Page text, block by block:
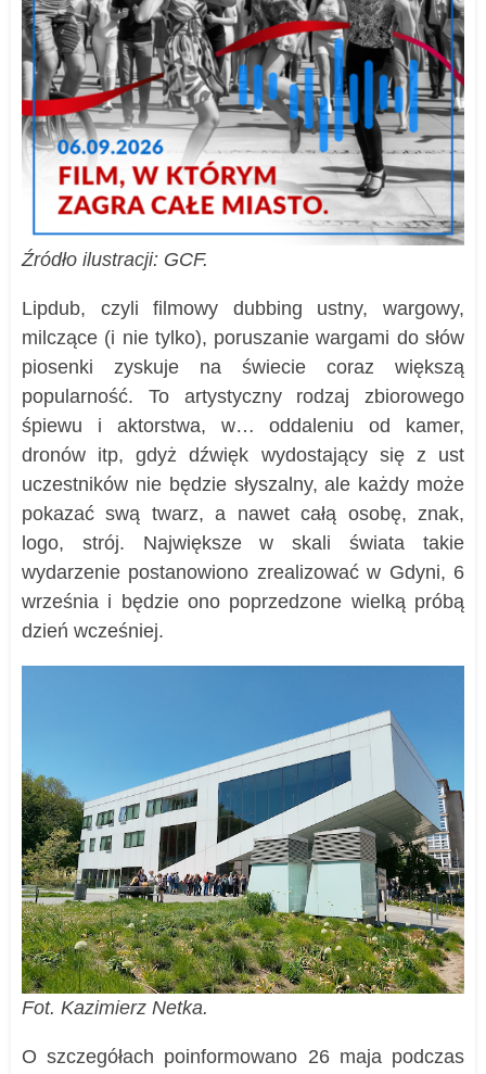
Źródło ilustracji: GCF.
Lipdub, czyli filmowy dubbing ustny, wargowy,
milczące (i nie tylko), poruszanie wargami do słów
piosenki zyskuje na świecie coraz większą
popularność. To artystyczny rodzaj zbiorowego
śpiewu i aktorstwa, w… oddaleniu od kamer,
dronów itp, gdyż dźwięk wydostający się z ust
uczestników nie będzie słyszalny, ale każdy może
pokazać swą twarz, a nawet całą osobę, znak,
logo, strój. Największe w skali świata takie
wydarzenie postanowiono zrealizować w Gdyni, 6
września i będzie ono poprzedzone wielką próbą
dzień wcześniej.
Fot. Kazimierz Netka.
O szczegółach poinformowano 26 maja podczas